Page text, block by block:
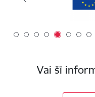
Vai šī